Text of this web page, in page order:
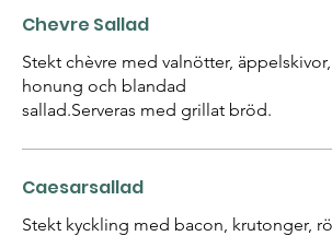
Chevre Sallad
Stekt chèvre med valnötter,
honung och blandad
sallad.Serveras med grillat bröd.
Caesarsallad
Stekt kyckling med bacon, krutonger,